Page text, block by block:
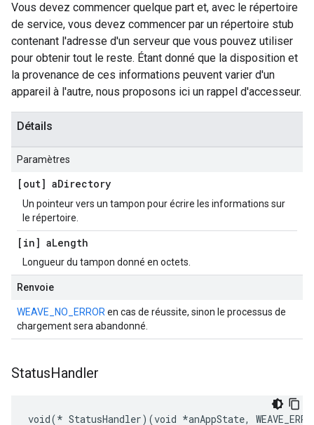
Vous devez commencer quelque part et, avec le répertoire
de service, vous devez commencer par un répertoire stub
contenant l'adresse d'un serveur que vous pouvez utiliser
pour obtenir tout le reste. Étant donné que la disposition et
la provenance de ces informations peuvent varier d'un
appareil à l'autre, nous proposons ici un rappel d'accesseur.
Détails
Paramètres
[out] aDirectory
Un pointeur vers un tampon pour écrire les informations sur
le répertoire.
[in] aLength
Longueur du tampon donné en octets.
Renvoie
WEAVE_NO_ERROR en cas de réussite, sinon le processus de
chargement sera abandonné.
StatusHandler
void(* StatusHandler)(void *anAppState,